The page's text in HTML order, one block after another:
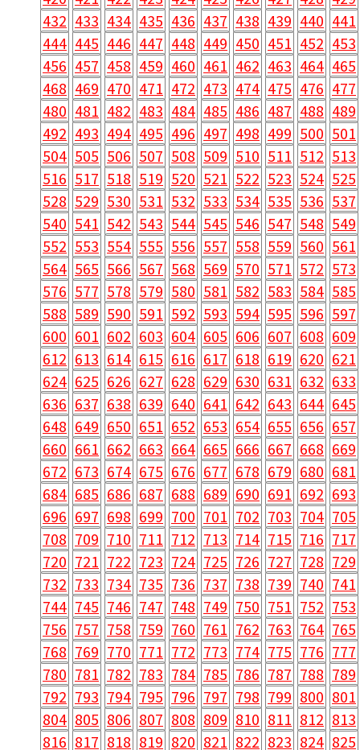
432 433 434 435 436 437 438 439 440 441
444 445 446 447 448 449 450 451 452 453
456 457 458 459 460 461 462 463 464 465
468 469 470 471 472 473 474 475 476 477
480 481 482 483 484 485 486 487 488 489
492 493 494 495 496 497 498 499 500 501
504 505 506 507 508 509 510 511 512 513
516 517 518 519 520 521 522 523 524 525
528 529 530 531 532 533 534 535 536 537
540 541 542 543 544 545 546 547 548 549
552 553 554 555 556 557 558 559 560 561
564 565 566 567 568 569 570 571 572 573
576 577 578 579 580 581 582 583 584 585
588 589 590 591 592 593 594 595 596 597
600 601 602 603 604 605 606 607 608 609
612 613 614 615 616 617 618 619 620 621
624 625 626 627 628 629 630 631 632 633
636 637 638 639 640 641 642 643 644 645
648 649 650 651 652 653 654 655 656 657
660 661 662 663 664 665 666 667 668 669
672 673 674 675 676 677 678 679 680 681
684 685 686 687 688 689 690 691 692 693
696 697 698 699 700 701 702 703 704 705
708 709 710 711 712 713 714 715 716 717
720 721 722 723 724 725 726 727 728 729
732 733 734 735 736 737 738 739 740 741
744 745 746 747 748 749 750 751 752 753
756 757 758 759 760 761 762 763 764 765
768 769 770 771 772 773 774 775 776 777
780 781 782 783 784 785 786 787 788 789
792 793 794 795 796 797 798 799 800 801
804 805 806 807 808 809 810 811 812 813
816 817 818 819 820 821 822 823 824 825